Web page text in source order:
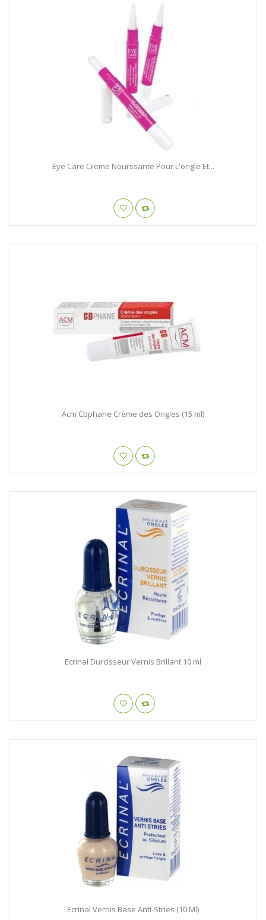
Eye Care Creme Nourssante Pour L'ongle Et...
Acm Cbphane Crème des Ongles (15 ml)
Ecrinal Durcisseur Vernis Brillant 10 ml
Ecrinal Vernis Base Anti-Stries (10 Ml)